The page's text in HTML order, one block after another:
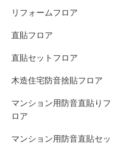
リフォームフロア
直貼フロア
直貼セットフロア
木造住宅防音捨貼フロア
マンション用防音直貼りフ
ロア
マンション用防音直貼セッ